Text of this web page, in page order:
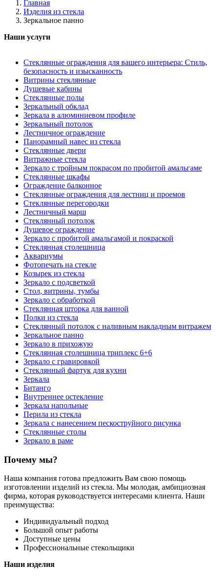
Главная
Изделия из стекла
Зеркальное панно
Наши услуги
Стеклянные ограждения для вашего интерьера: Стиль,
безопасность и изысканность
Витрины стеклянные
Душевые кабины
Стеклянные полы
Зеркальный обклад
Зеркала в алюминиевом профиле
Зеркальный потолок
Лестничное ограждение
Панорамный навес из стекла
Стеклянные двери
Витражные стекла
Зеркало с тройным покрасом по пробитой амальгаме
Стеклянные шкафы
Ограждение балконное
Стеклянные ограждения для лестниц и проемов
Стеклянные перегородки
Лестничный марш
Стеклянный потолок
Душевое ограждение
Зеркало с пробитой амальгамой и покраской
Стеклянная столешница
Аквариумы
Фотопечать на стекле
Козырек из стекла
Зеркало с подсветкой
Стол, витрины, тумбы
Зеркало с обработкой
Стеклянная шторка для ванной
Полки из стекла
Стеклянный потолок с наливным накладным витражем
Зеркальное панно
Зеркало в прихожую
Стеклянная столешница триплекс 6+6
Зеркало с гравировкой
Стеклянный фартук для кухни
Зеркала
Битанго
Внутреннее остекление
Зеркала напольные
Перила из стекла
Зеркала с нанесением пескоструйного рисунка
Стеклянные столы
Зеркало в раме
Почему мы?
Наша компания готова предложить Вам свою помощь
изготовлении изделий из стекла. Мы молодая, амбициозная
фирма, которая руководствуется интересами клиента. Наши
преимущества:
Индивидуальный подход
Большой опыт работы
Доступные цены
Профессиональные стекольщики
Наши изделия